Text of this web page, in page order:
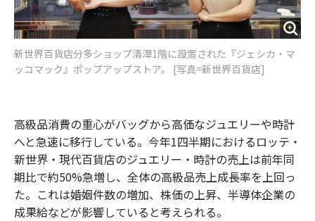
新世界百貨店分多ショップ清潭1階に設置された『ジェシカ・マ
ッコマック』ポップアップストア。 [写真=新世界百貨店]
高級品消費の重心がバッグから高価なジュエリーや時計
へと急速に移行している。今年1四半期におけるロッテ・
新世界・現代百貨店のジュエリー・時計の売上は前年同
期比で約50%急増し、全体の高級品売上成長率を上回っ
た。これは婚姻件数の増加、株価の上昇、半導体企業の
成果給などが影響していると考えられる。